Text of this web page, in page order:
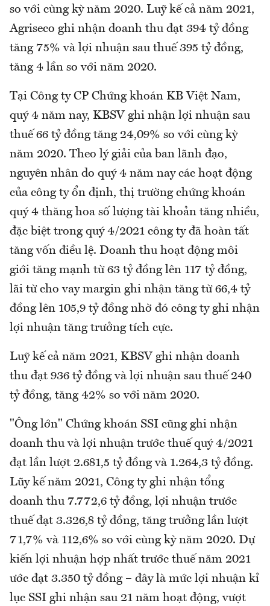
so với cùng kỳ năm 2020. Luỹ kế cả năm 2021,
Agriseco ghi nhận doanh thu đạt 394 tỷ đồng
tăng 75% và lợi nhuận sau thuế 395 tỷ đồng,
tăng 4 lần so với năm 2020.
Tại Công ty CP Chứng khoán KB Việt Nam,
quý 4 năm nay, KBSV ghi nhận lợi nhuận sau
thuế 66 tỷ đồng tăng 24,09% so với cùng kỳ
năm 2020. Theo lý giải của ban lãnh đạo,
nguyên nhân do quý 4 năm nay các hoạt động
của công ty ổn định, thị trường chứng khoán
quý 4 thăng hoa số lượng tài khoản tăng nhiều,
đặc biệt trong quý 4/2021 công ty đã hoàn tất
tăng vốn điều lệ. Doanh thu hoạt động môi
giới tăng mạnh từ 63 tỷ đồng lên 117 tỷ đồng,
lãi từ cho vay margin ghi nhận tăng từ 66,4 tỷ
đồng lên 105,9 tỷ đồng nhờ đó công ty ghi nhận
lợi nhuận tăng trưởng tích cực.
Luỹ kế cả năm 2021, KBSV ghi nhận doanh
thu đạt 936 tỷ đồng và lợi nhuận sau thuế 240
tỷ đồng, tăng 42% so với năm 2020.
"Ông lớn" Chứng khoán SSI cũng ghi nhận
doanh thu và lợi nhuận trước thuế quý 4/2021
đạt lần lượt 2.681,5 tỷ đồng và 1.264,3 tỷ đồng.
Lũy kế năm 2021, Công ty ghi nhận tổng
doanh thu 7.772,6 tỷ đồng, lợi nhuận trước
thuế đạt 3.326,8 tỷ đồng, tăng trưởng lần lượt
71,7% và 112,6% so với cùng kỳ năm 2020. Dự
kiến lợi nhuận hợp nhất trước thuế năm 2021
ước đạt 3.350 tỷ đồng – đây là mức lợi nhuận kỉ
lục SSI ghi nhận sau 21 năm hoạt động, vượt